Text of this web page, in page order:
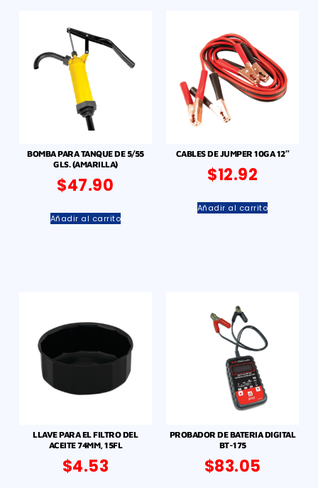
BOMBA PARA TANQUE DE 5/55
GLS. (AMARILLA)
$47.90
Añadir al carrito
CABLES DE JUMPER 10GA 12″
$12.92
Añadir al carrito
LLAVE PARA EL FILTRO DEL
ACEITE 74MM, 15FL
$4.53
PROBADOR DE BATERIA DIGITAL
BT-175
$83.05